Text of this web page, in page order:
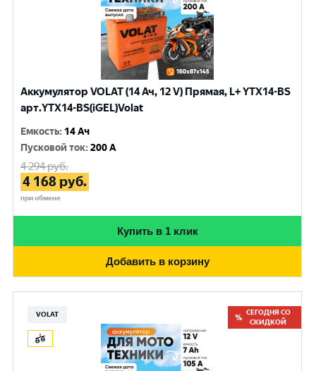
Аккумулятор VOLAT (14 Ач, 12 V) Прямая, L+ YTX14-BS
арт.YTX14-BS(iGEL)Volat
Емкость: 14 Ач
Пусковой ток:200 A
4 294руб.
4 168 руб.
при обмене
Купить в 1 клик
Добавить в корзину
VOLAT
СЕГОДНЯ СО
СКИДКОЙ